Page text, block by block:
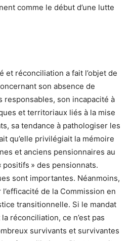
comme le début d’une lutte
et réconciliation a fait l’objet de
son absence de
responsables, son incapacité à
et territoriaux liés à la mise
sa tendance à pathologiser les
qu’elle privilégiait la mémoire
et anciens pensionnaires au
» des pensionnats.
sont importantes. Néanmoins,
de la Commission en
transitionnelle. Si le mandat
réconciliation, ce n’est pas
survivants et survivantes